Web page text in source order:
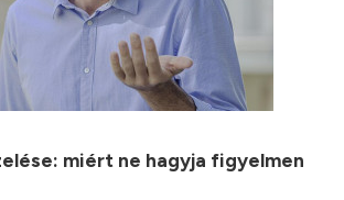
miért ne hagyja figyelmen